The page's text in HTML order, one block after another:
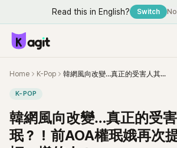
Read this in English? Switch
Home K-Pop 韓網風向改變…真正的受害人其實是智珉？！前AOA權珉娥再次提及雪炫「蝙蝠一樣的人！」
K-POP
韓網風向改變…真正的受
珉？！前AOA權珉娥再次